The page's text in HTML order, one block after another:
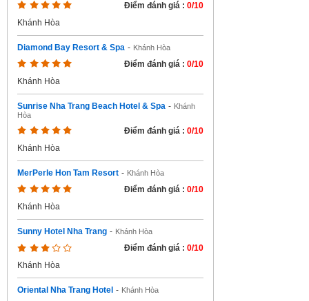
Điểm đánh giá : 0/10
Khánh Hòa
Diamond Bay Resort & Spa - Khánh Hòa
Điểm đánh giá : 0/10
Khánh Hòa
Sunrise Nha Trang Beach Hotel & Spa - Khánh
Hòa
Điểm đánh giá : 0/10
Khánh Hòa
MerPerle Hon Tam Resort - Khánh Hòa
Điểm đánh giá : 0/10
Khánh Hòa
Sunny Hotel Nha Trang - Khánh Hòa
Điểm đánh giá : 0/10
Khánh Hòa
Oriental Nha Trang Hotel - Khánh Hòa